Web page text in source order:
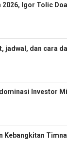
Igor Tolic
jadwal, dan cara
Investor
Kebangkitan